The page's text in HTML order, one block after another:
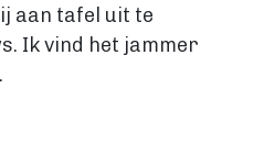
aan tafel uit te
Ik vind het jammer